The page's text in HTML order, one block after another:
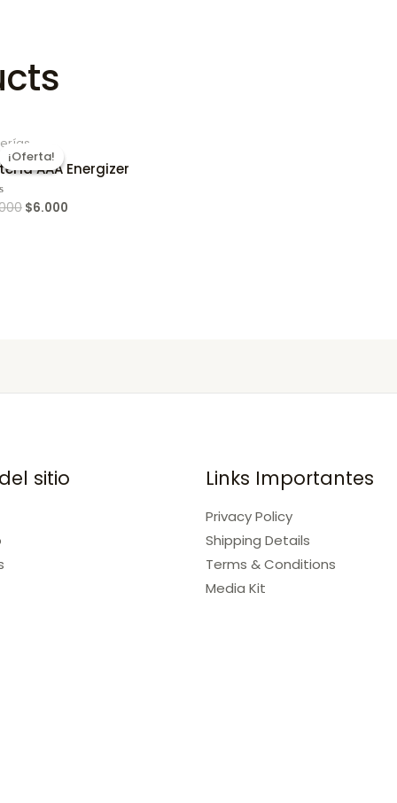
¡Oferta!
¡Oferta!
AAA Energizer
$6.000
sitio Links Importantes
Privacy Policy
Shipping Details
Terms & Conditions
Media Kit